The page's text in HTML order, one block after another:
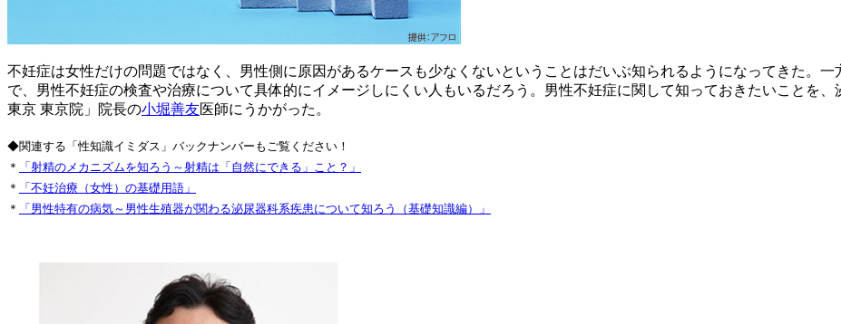
不妊症は女性だけの問題ではなく、男性側に原因があるケースも少なくないということはだいぶ知られるようになってきた。
で、男性不妊症の検査や治療について具体的にイメージしにくい人もいるだろう。男性不妊症に関して知っておきたいことを
東京 東京院」院長の小堀善友医師にうかがった。
◆関連する「性知識イミダス」バックナンバーもご覧ください！
＊
「射精のメカニズムを知ろう～射精は「自然にできる」こと？」
＊
「不妊治療（女性）の基礎用語」
＊
「男性特有の病気～男性生殖器が関わる泌尿器科系疾患について知ろう（基礎知識編）」